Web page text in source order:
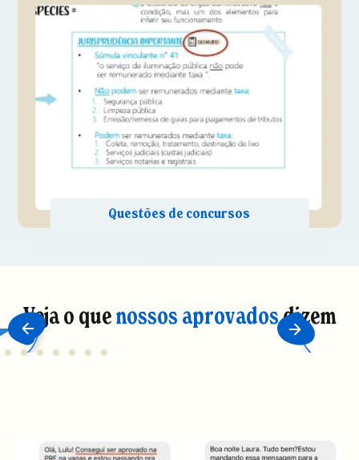
Veja o quenossos aprovadosdizem